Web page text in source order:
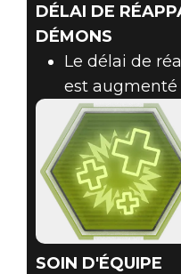
DÉLAI DE
DÉMONS
Le délai de
est augmenté
SOIN D'ÉQUIPE